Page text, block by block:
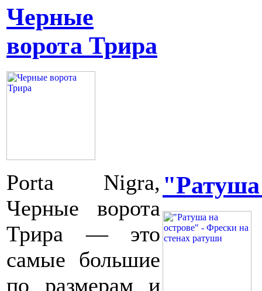
Черные
ворота Трира
Porta Nigra,
Черные ворота
Трира — это
самые большие
по размерам и
"Ратуша